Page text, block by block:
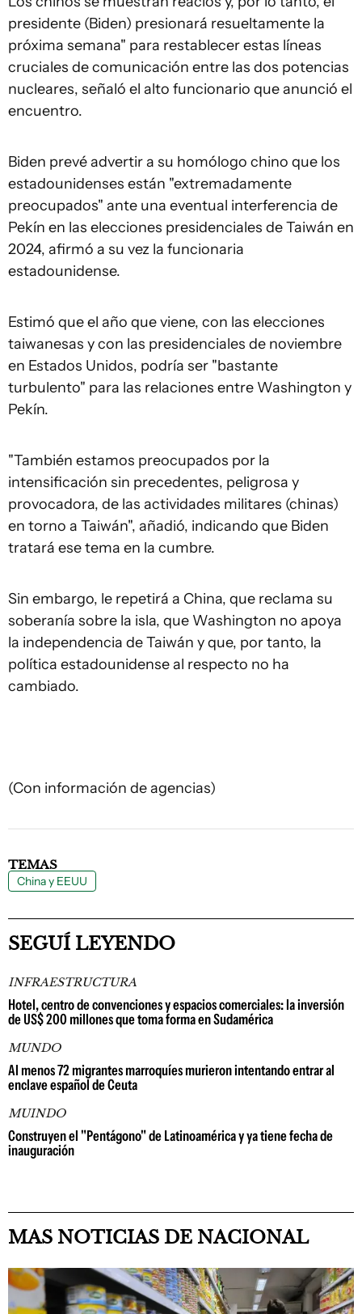
presidente (Biden) presionará resueltamente la
próxima semana" para restablecer estas líneas
cruciales de comunicación entre las dos potencias
nucleares, señaló el alto funcionario que anunció el
encuentro.
Biden prevé advertir a su homólogo chino que los
estadounidenses están "extremadamente
preocupados" ante una eventual interferencia de
Pekín en las elecciones presidenciales de Taiwán en
2024, afirmó a su vez la funcionaria
estadounidense.
Estimó que el año que viene, con las elecciones
taiwanesas y con las presidenciales de noviembre
en Estados Unidos, podría ser "bastante
turbulento" para las relaciones entre Washington y
Pekín.
"También estamos preocupados por la
intensificación sin precedentes, peligrosa y
provocadora, de las actividades militares (chinas)
en torno a Taiwán", añadió, indicando que Biden
tratará ese tema en la cumbre.
Sin embargo, le repetirá a China, que reclama su
soberanía sobre la isla, que Washington no apoya
la independencia de Taiwán y que, por tanto, la
política estadounidense al respecto no ha
cambiado.
(Con información de agencias)
TEMAS
China y EEUU
SEGUÍ LEYENDO
INFRAESTRUCTURA
Hotel, centro de convenciones y espacios comerciales: la inversión
de US$ 200 millones que toma forma en Sudamérica
MUNDO
Al menos 72 migrantes marroquíes murieron intentando entrar al
enclave español de Ceuta
MUINDO
Construyen el "Pentágono" de Latinoamérica y ya tiene fecha de
inauguración
MAS NOTICIAS DE NACIONAL